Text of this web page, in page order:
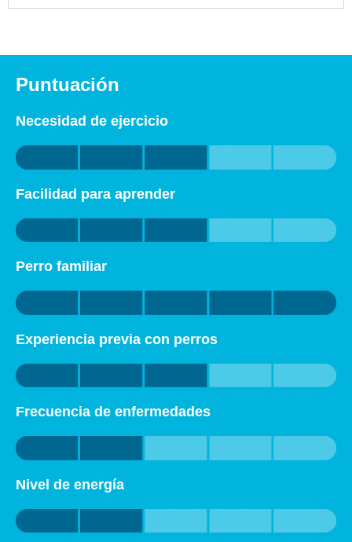
Puntuación
Necesidad de ejercicio
Facilidad para aprender
Perro familiar
Experiencia previa con perros
Frecuencia de enfermedades
Nivel de energía